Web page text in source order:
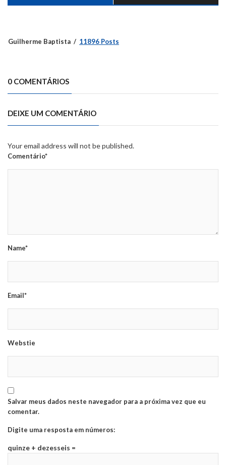
Guilherme Baptista 11896 Posts
0 COMENTÁRIOS
DEIXE UM COMENTÁRIO
Your email address will not be published.
Comentário*
Name*
Email*
Webstie
Salvar meus dados neste navegador para a próxima vez que eu
comentar.
Digite uma resposta em números:
quinze + dezesseis =